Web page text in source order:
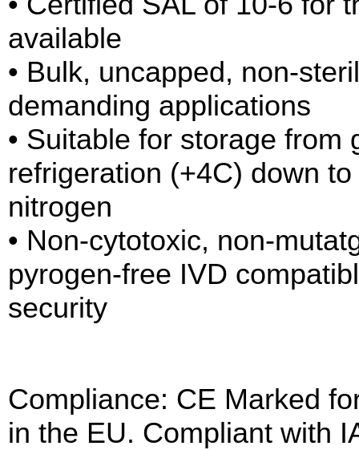
available
• Bulk, uncapped, non-
demanding applications
• Suitable for storage from
refrigeration (+4C) down
nitrogen
• Non-cytotoxic, non-
pyrogen-free IVD
security
Compliance: CE Marked
in the EU. Compliant with